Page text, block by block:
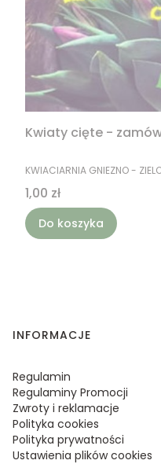
Kwiaty cięte -
PRODUCENT
KWIACIARNIA GNIEZNO -
Cena
1,00 zł
Do koszyka
Linki w stopce
INFORMACJE
Regulamin
Regulaminy Promocji
Zwroty i reklamacje
Polityka cookies
Polityka prywatności
Ustawienia plików cookies